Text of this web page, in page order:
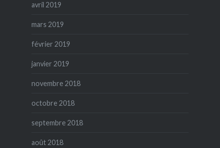
avril 2019
mars 2019
février 2019
janvier 2019
novembre 2018
octobre 2018
septembre 2018
août 2018